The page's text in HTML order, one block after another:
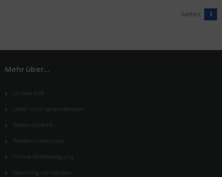
Seiten: 1
Mehr über...
Unsere AGB
Liefer- und Versandkosten
Widerrufsrecht
Wiederrufsformular
Online-Streitbeilegung
Nennung von Marken